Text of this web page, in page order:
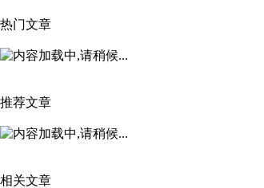
热门文章
推荐文章
相关文章